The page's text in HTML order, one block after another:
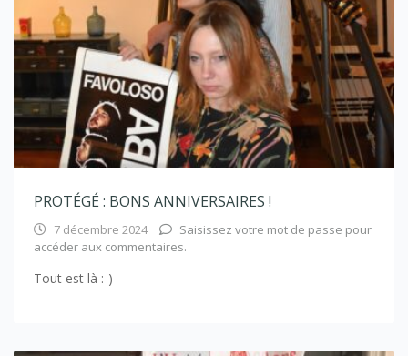
PROTÉGÉ : BONS ANNIVERSAIRES !
7 décembre 2024
Saisissez votre mot de passe pour
accéder aux commentaires.
Tout est là :-)